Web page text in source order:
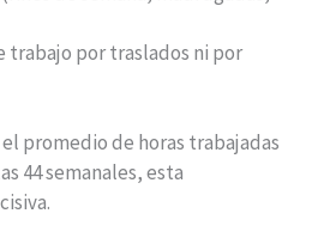
trabajo por traslados ni por
promedio de horas trabajadas
44 semanales, esta